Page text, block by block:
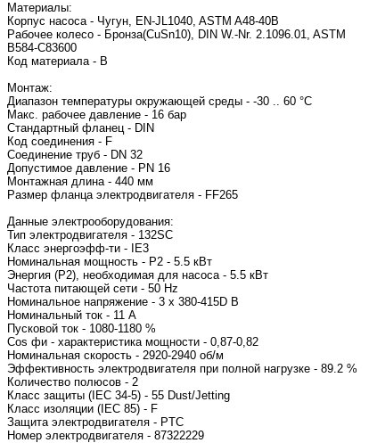
Материалы:
Корпус насоса - Чугун, EN-JL1040, ASTM A48-40B
Рабочее колесо - Бронза(CuSn10), DIN W.-Nr. 2.1096.01, ASTM
B584-C83600
Код материала - B
Монтаж:
Диапазон температуры окружающей среды - -30 .. 60 °C
Макс. рабочее давление - 16 бар
Стандартный фланец - DIN
Код соединения - F
Соединение труб - DN 32
Допустимое давление - PN 16
Монтажная длина - 440 мм
Размер фланца электродвигателя - FF265
Данные электрооборудования:
Тип электродвигателя - 132SC
Класс энергоэфф-ти - IE3
Номинальная мощность - P2 - 5.5 кВт
Энергия (Р2), необходимая для насоса - 5.5 кВт
Частота питающей сети - 50 Hz
Номинальное напряжение - 3 x 380-415D В
Номинальный ток - 11 A
Пусковой ток - 1080-1180 %
Cos фи - характеристика мощности - 0,87-0,82
Номинальная скорость - 2920-2940 об/м
Эффективность электродвигателя при полной нагрузке - 89.2 %
Количество полюсов - 2
Класс защиты (IEC 34-5) - 55 Dust/Jetting
Класс изоляции (IEC 85) - F
Защита электродвигателя - PTC
Номер электродвигателя - 87322229